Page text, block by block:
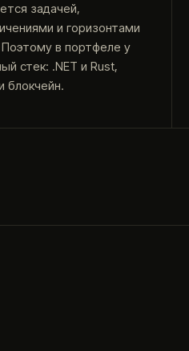
задачей,
и горизонтами
в портфеле у
стек: .NET и Rust,
блокчейн.